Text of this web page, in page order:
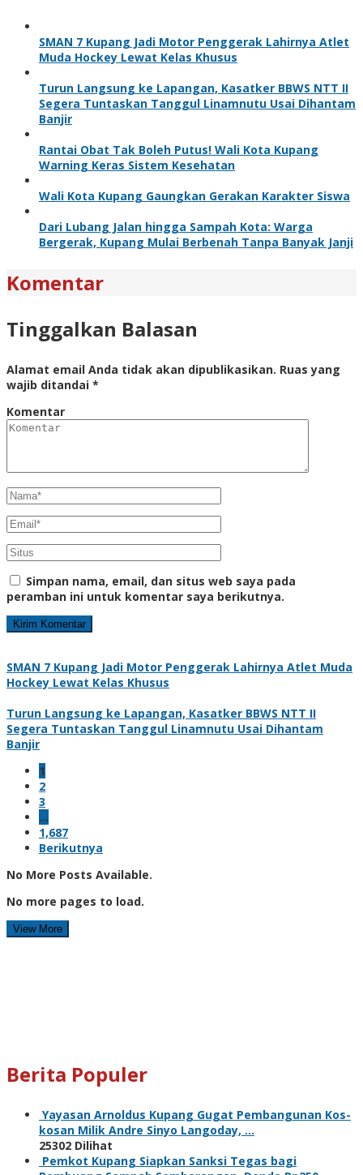
SMAN 7 Kupang Jadi Motor Penggerak Lahirnya Atlet
Muda Hockey Lewat Kelas Khusus
Turun Langsung ke Lapangan, Kasatker BBWS NTT II
Segera Tuntaskan Tanggul Linamnutu Usai Dihantam
Banjir
Rantai Obat Tak Boleh Putus! Wali Kota Kupang
Warning Keras Sistem Kesehatan
Wali Kota Kupang Gaungkan Gerakan Karakter Siswa
Dari Lubang Jalan hingga Sampah Kota: Warga
Bergerak, Kupang Mulai Berbenah Tanpa Banyak Janji
Komentar
Tinggalkan Balasan
Alamat email Anda tidak akan dipublikasikan. Ruas yang
wajib ditandai *
Komentar
Simpan nama, email, dan situs web saya pada
peramban ini untuk komentar saya berikutnya.
SMAN 7 Kupang Jadi Motor Penggerak Lahirnya Atlet Muda
Hockey Lewat Kelas Khusus
Turun Langsung ke Lapangan, Kasatker BBWS NTT II
Segera Tuntaskan Tanggul Linamnutu Usai Dihantam
Banjir
1
2
3
…
1,687
Berikutnya
No More Posts Available.
No more pages to load.
View More
Berita Populer
Yayasan Arnoldus Kupang Gugat Pembangunan Kos-
kosan Milik Andre Sinyo Langoday, …
25302 Dilihat
Pemkot Kupang Siapkan Sanksi Tegas bagi